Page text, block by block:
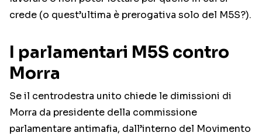
crede (o quest’ultima è prerogativa solo del M5S?).
I parlamentari M5S contro
Morra
Se il centrodestra unito chiede le dimissioni di
Morra da presidente della commissione
parlamentare antimafia, dall’interno del Movimento